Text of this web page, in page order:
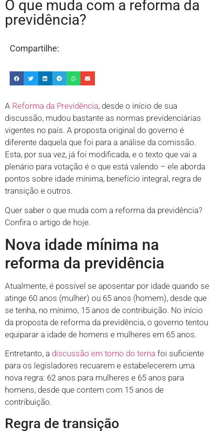
O que muda com a reforma da
previdência?
Compartilhe:
A Reforma da Previdência, desde o início de sua
discussão, mudou bastante as normas previdenciárias
vigentes no país. A proposta original do governo é
diferente daquela que foi para a análise da comissão.
Esta, por sua vez, já foi modificada, e o texto que vai a
plenário para votação é o que está valendo – ele aborda
pontos sobre idade mínima, benefício integral, regra de
transição e outros.
Quer saber o que muda com a reforma da previdência?
Confira o artigo de hoje.
Nova idade mínima na
reforma da previdência
Atualmente, é possível se aposentar por idade quando se
atinge 60 anos (mulher) ou 65 anos (homem), desde que
se tenha, no mínimo, 15 anos de contribuição. No início
da proposta de reforma da previdência, o governo tentou
equiparar a idade de homens e mulheres em 65 anos.
Entretanto, a discussão em torno do tema foi suficiente
para os legisladores recuarem e estabelecerem uma
nova regra: 62 anos para mulheres e 65 anos para
homens, desde que contem com 15 anos de
contribuição.
Regra de transição